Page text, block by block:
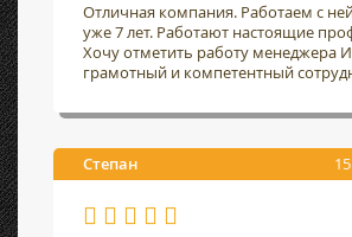
Отличная компания. Работаем с
уже 7 лет. Работают настоящие
Хочу отметить работу менеджера
грамотный и компетентный
Степан